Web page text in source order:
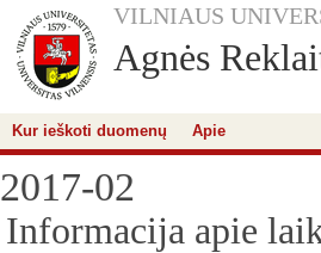
VILNIAUS
Agnės
Kur ieškoti duomenų Apie
2017-02
Informacija apie